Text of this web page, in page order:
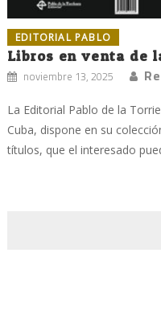
EDITORIAL PABLO
Libros en venta de
noviembre 13, 2025
La Editorial Pablo de la
Cuba, dispone en su
títulos, que el interesado